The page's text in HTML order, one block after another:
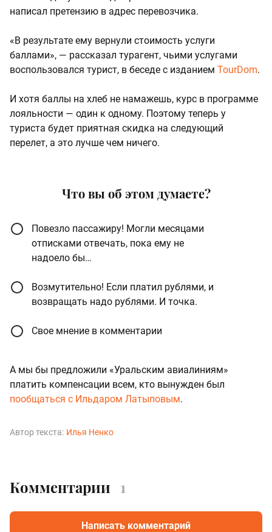
написал претензию в адрес перевозчика.
«В результате ему вернули стоимость услуги
баллами», — рассказал турагент, чьими услугами
воспользовался турист, в беседе с изданием TourDom.
И хотя баллы на хлеб не намажешь, курс в программе
лояльности — один к одному. Поэтому теперь у
туриста будет приятная скидка на следующий
перелет, а это лучше чем ничего.
Что вы об этом думаете?
Повезло пассажиру! Могли месяцами
отписками отвечать, пока ему не
надоело бы…
Возмутительно! Если платил рублями, и
возвращать надо рублями. И точка.
Свое мнение в комментарии
А мы бы предложили «Уральским авиалиниям»
платить компенсации всем, кто вынужден был
пообщаться с Ильдаром Латыповым.
Автор текста: Илья Ненко
Комментарии 1
Написать комментарий